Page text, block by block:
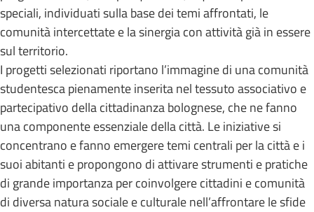
speciali, individuati sulla base dei temi affrontati, le
comunità intercettate e la sinergia con attività già in essere
sul territorio.
I progetti selezionati riportano l’immagine di una comunità
studentesca pienamente inserita nel tessuto associativo e
partecipativo della cittadinanza bolognese, che ne fanno
una componente essenziale della città. Le iniziative si
concentrano e fanno emergere temi centrali per la città e i
suoi abitanti e propongono di attivare strumenti e pratiche
di grande importanza per coinvolgere cittadini e comunità
di diversa natura sociale e culturale nell’affrontare le sfide